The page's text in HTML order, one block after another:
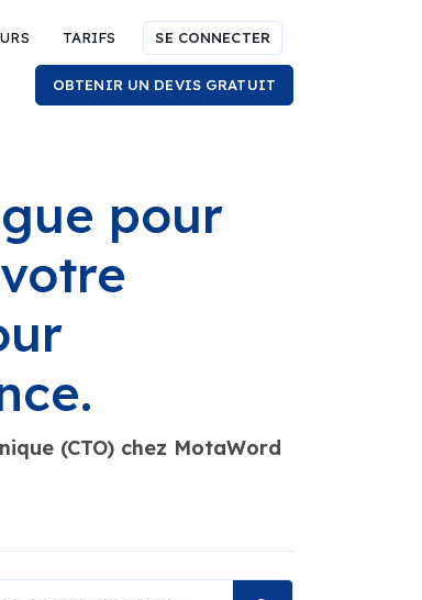
TARIFS SE CONNECTER
OBTENIR UN DEVIS GRATUIT
pour
(CTO) chez MotaWord